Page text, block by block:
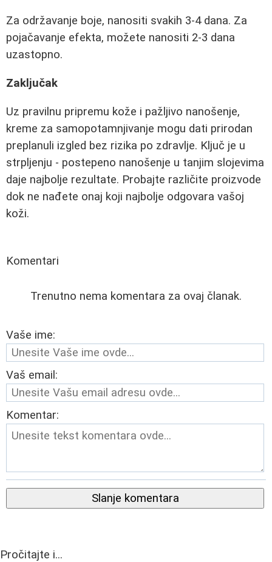
Za održavanje boje, nanositi svakih 3-4 dana. Za
pojačavanje efekta, možete nanositi 2-3 dana
uzastopno.
Zaključak
Uz pravilnu pripremu kože i pažljivo nanošenje,
kreme za samopotamnjivanje mogu dati prirodan
preplanuli izgled bez rizika po zdravlje. Ključ je u
strpljenju - postepeno nanošenje u tanjim slojevima
daje najbolje rezultate. Probajte različite proizvode
dok ne nađete onaj koji najbolje odgovara vašoj
koži.
Komentari
Trenutno nema komentara za ovaj članak.
Vaše ime:
Vaš email:
Komentar:
Slanje komentara
Pročitajte i...